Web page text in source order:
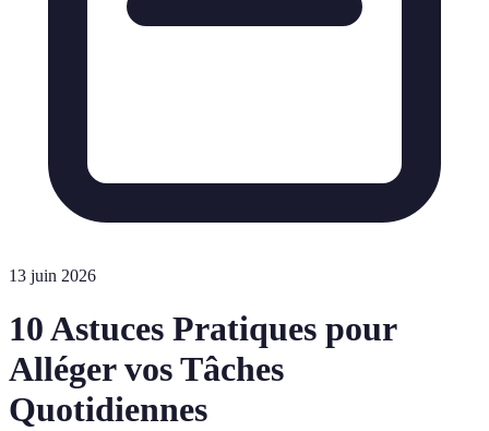
13 juin 2026
10 Astuces Pratiques pour
Alléger vos Tâches
Quotidiennes